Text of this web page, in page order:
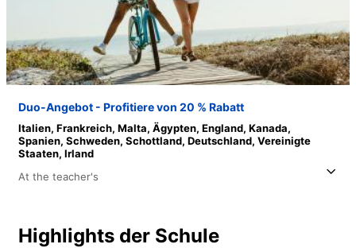
Duo-Angebot - Profitiere von 20 % Rabatt
Italien, Frankreich, Malta, Ägypten, England, Kanada,
Spanien, Schweden, Schottland, Deutschland, Vereinigte
Staaten, Irland
At the teacher's
Highlights der Schule